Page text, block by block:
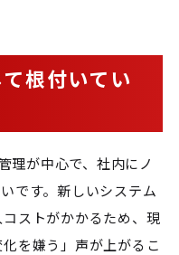
根付いてい
理が中心で、社内にノ
です。新しいシステム
ストがかかるため、現
を嫌う」声が上がるこ